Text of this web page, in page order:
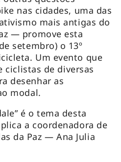
nas cidades, uma das
mais antigas do
— promove esta
setembro) o 13º
Um evento que
ciclistas de diversas
desenhar as
modal.
é o tema desta
a coordenadora de
da Paz — Ana Julia